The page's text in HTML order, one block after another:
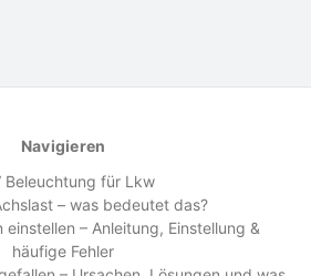
Navigieren
Beleuchtung für Lkw
– was bedeutet das?
einstellen – Anleitung, Einstellung &
häufige Fehler